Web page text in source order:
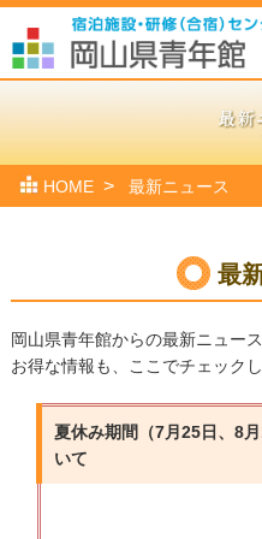
HOME 最新ニュース
最
岡山県青年館からの最新ニュー
お得な情報も、ここでチェック
夏休み期間（7月25日、8
いて